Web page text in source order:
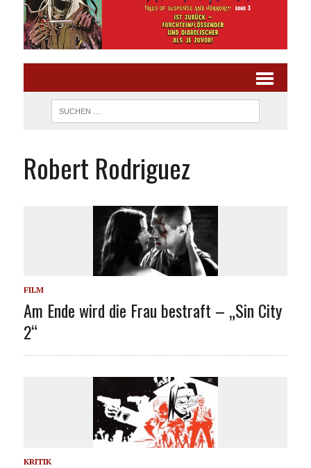
Robert Rodriguez
FILM
Am Ende wird die Frau bestraft – „Sin City
2“
KRITIK